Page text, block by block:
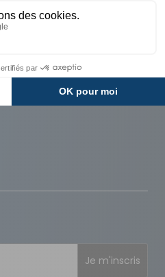
Sécurisés
Plusieurs fois
Je m'inscris